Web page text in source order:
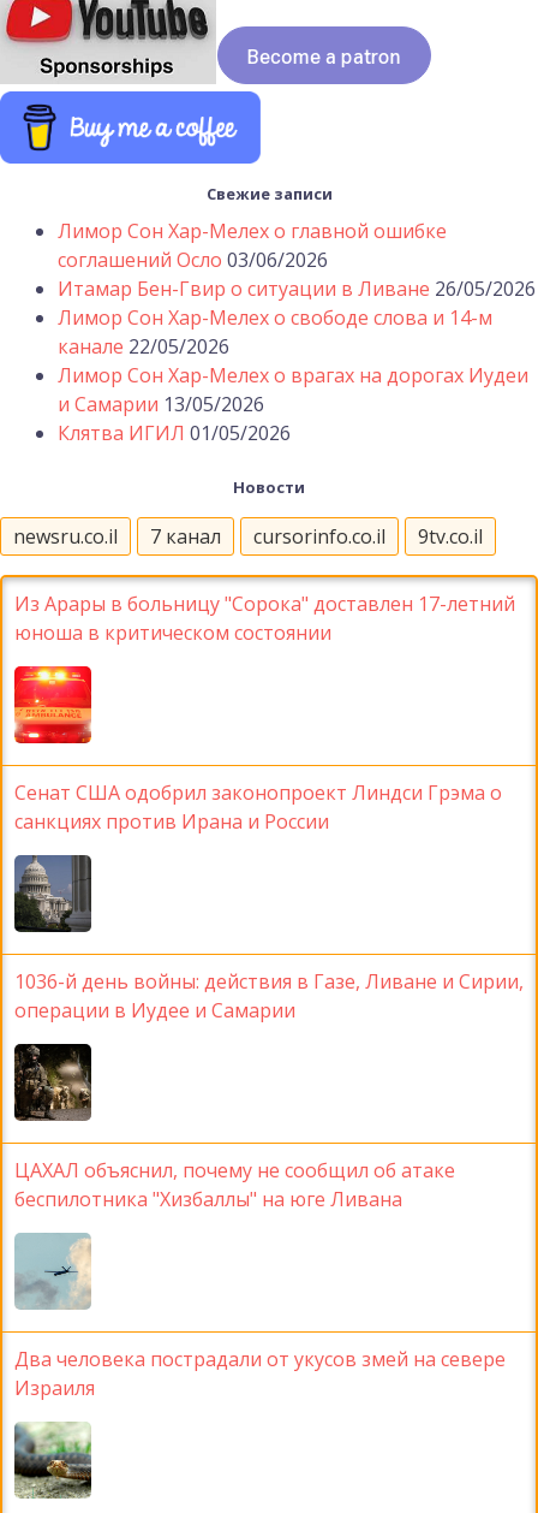
Свежие записи
Лимор Сон Хар-Мелех о главной ошибке
соглашений Осло 03/06/2026
Итамар Бен-Гвир о ситуации в Ливане 26/05/2026
Лимор Сон Хар-Мелех о свободе слова и 14-м
канале 22/05/2026
Лимор Сон Хар-Мелех о врагах на дорогах Иудеи
и Самарии 13/05/2026
Клятва ИГИЛ 01/05/2026
Новости
newsru.co.il 7 канал cursorinfo.co.il 9tv.co.il
Из Арары в больницу "Сорока" доставлен 17-летний
юноша в критическом состоянии
Сенат США одобрил законопроект Линдси Грэма о
санкциях против Ирана и России
1036-й день войны: действия в Газе, Ливане и Сирии,
операции в Иудее и Самарии
ЦАХАЛ объяснил, почему не сообщил об атаке
беспилотника "Хизбаллы" на юге Ливана
Два человека пострадали от укусов змей на севере
Израиля